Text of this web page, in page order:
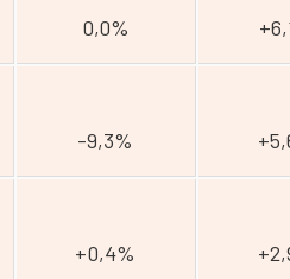
0,0%
-9,3%
+0,4%